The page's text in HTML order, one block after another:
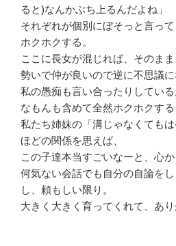
ると)なんかぶち上るんだよね」
それぞれが個別にぼそっと言っ
ホクホクする。
ここに長女が混じれば、そのま
勢いで仲が良いので逆に不思議に
私の愚痴も言い合ったりしてい
なもんも含めて全然ホクホクする
私たち姉妹の「溝じゃなくても
ほどの関係を思えば、
この子達本当すごいなーと、心か
何気ない会話でも自分の自論を
し、頼もしい限り。
大きく大きく育ってくれて、あり